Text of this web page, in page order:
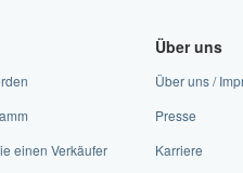
einen Verkäufer
Über uns
Über uns /
Presse
Karriere